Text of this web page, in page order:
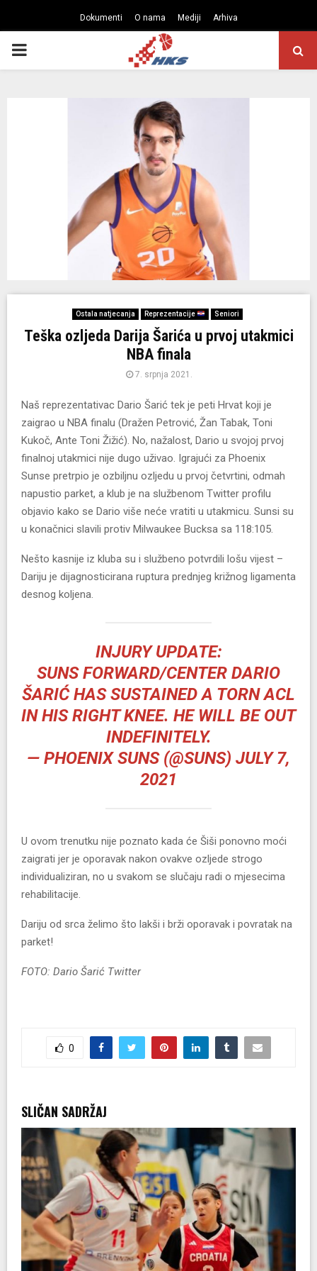
Dokumenti O nama Mediji Arhiva
PRIMARY
Ostala natjecanja Reprezentacije Seniori
Teška ozljeda Darija Šarića u prvoj utakmici
NBA finala
7. srpnja 2021.
Naš reprezentativac Dario Šarić tek je peti Hrvat koji je
zaigrao u NBA finalu (Dražen Petrović, Žan Tabak, Toni
Kukoč, Ante Toni Žižić). No, nažalost, Dario u svojoj prvoj
finalnoj utakmici nije dugo uživao. Igrajući za Phoenix
Sunse pretrpio je ozbiljnu ozljedu u prvoj četvrtini, odmah
napustio parket, a klub je na službenom Twitter profilu
objavio kako se Dario više neće vratiti u utakmicu. Sunsi su
u konačnici slavili protiv Milwaukee Bucksa sa 118:105.
Nešto kasnije iz kluba su i službeno potvrdili lošu vijest –
Dariju je dijagnosticirana ruptura prednjeg križnog ligamenta
desnog koljena.
INJURY UPDATE:
SUNS FORWARD/CENTER DARIO
ŠARIĆ HAS SUSTAINED A TORN ACL
IN HIS RIGHT KNEE. HE WILL BE OUT
INDEFINITELY.
— PHOENIX SUNS (@SUNS) JULY 7,
2021
U ovom trenutku nije poznato kada će Šiši ponovno moći
zaigrati jer je oporavak nakon ovakve ozljede strogo
individualiziran, no u svakom se slučaju radi o mjesecima
rehabilitacije.
Dariju od srca želimo što lakši i brži oporavak i povratak na
parket!
FOTO: Dario Šarić Twitter
0
SLIČAN SADRŽAJ